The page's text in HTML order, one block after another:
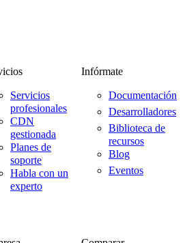
Servicios
profesionales
CDN
gestionada
Planes de
soporte
Habla con un
experto
Infórmate
Documentación
Desarrolladores
Biblioteca de
recursos
Blog
Eventos